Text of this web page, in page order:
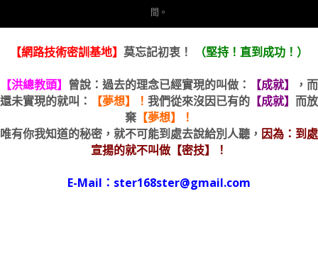
能傷、飄風振海而不能驚。至人神矣！若然者，乘雲氣，騎日月，而游乎網際之
【網路技術密訓基地】 莫忘記初衷！ （堅持！直到成功！）
【洪總教頭】曾說：過去的理念已經實現的叫做： 【成就】 ，而
還未實現的就叫：
【夢想】！我們從來沒因已有的 【成就】 而放
棄【夢想】！
唯有你我知道的秘密，就不可能到處去說給別人聽， 因為：到處
宣揚的就不叫做【密技】！
E-Mail：ster168ster@gmail.com